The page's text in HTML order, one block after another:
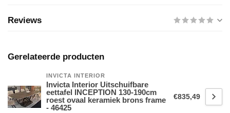
Reviews
Gerelateerde producten
INVICTA INTERIOR
Invicta Interior Uitschuifbare
eettafel INCEPTION 130-190cm
roest ovaal keramiek brons frame
- 46425
€835,49